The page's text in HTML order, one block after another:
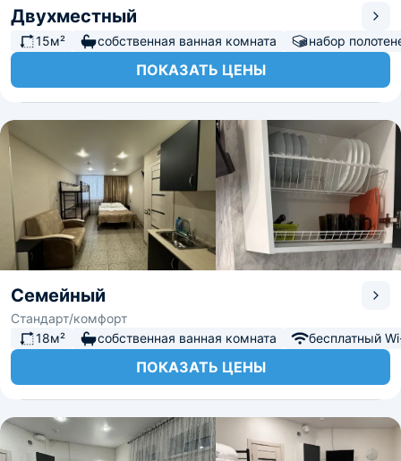
Двухместный
15м² собственная ванная комната набор
ПОКАЗАТЬ ЦЕНЫ
Семейный
Стандарт/комфорт
18м²
собственная ванная комната бесплатный
ПОКАЗАТЬ ЦЕНЫ